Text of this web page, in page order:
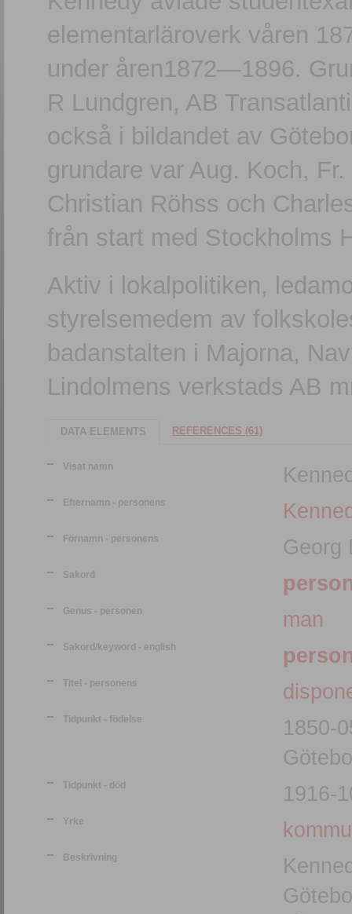
elementarläroverk våren
under åren1872—1896.
R Lundgren, AB
också i bildandet av
grundare var Aug. Koch,
Christian Röhss och
från start med Stockholms
Aktiv i lokalpolitiken,
styrelsemedem av
badanstalten i Majorna,
Lindolmens verkstads AB
DATA ELEMENTS REFERENCES (61)
Visat namn
Efternamn - personens
Förnamn - personens Georg
Sakord
Genus - personen man
Sakord/keyword - english
Titel - personens
Tidpunkt - födelse
1850-
Tidpunkt - död 1916-
Yrke
Beskrivning